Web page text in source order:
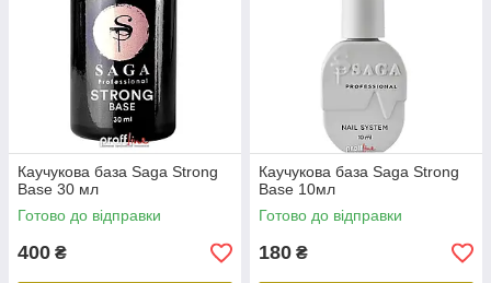
Каучукова база Saga Strong
Base 30 мл
Готово до відправки
400 ₴
Каучукова база Saga Strong
Base 10мл
Готово до відправки
180 ₴